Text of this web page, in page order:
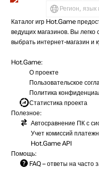
Регион, язык
Каталог игр Hot.Game
ведущих магазинов. Вы легко
выбрать интернет-магазин и
Hot.Game:
О проекте
Пользовательское
Политика
Статистика проекта
Полезное:
Автосравнение ПК с
Учет комиссий
Hot.Game API
Помощь:
FAQ – ответы на часто